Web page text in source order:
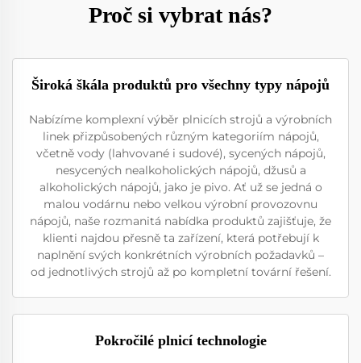
Proč si vybrat nás?
Široká škála produktů pro všechny typy nápojů
Nabízíme komplexní výběr plnicích strojů a výrobních
linek přizpůsobených různým kategoriím nápojů,
včetně vody (lahvované i sudové), sycených nápojů,
nesycených nealkoholických nápojů, džusů a
alkoholických nápojů, jako je pivo. Ať už se jedná o
malou vodárnu nebo velkou výrobní provozovnu
nápojů, naše rozmanitá nabídka produktů zajišťuje, že
klienti najdou přesně ta zařízení, která potřebují k
naplnění svých konkrétních výrobních požadavků –
od jednotlivých strojů až po kompletní tovární řešení.
Pokročilé plnicí technologie